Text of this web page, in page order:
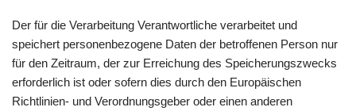
Der für die Verarbeitung Verantwortliche verarbeitet und
speichert personenbezogene Daten der betroffenen Person nur
für den Zeitraum, der zur Erreichung des Speicherungszwecks
erforderlich ist oder sofern dies durch den Europäischen
Richtlinien- und Verordnungsgeber oder einen anderen